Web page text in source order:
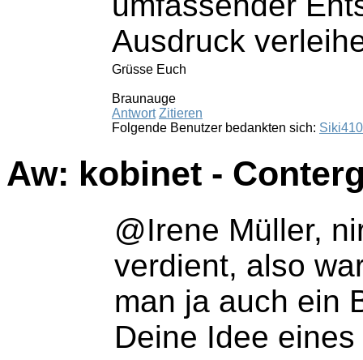
Ausdruck
Grüsse Euch
Braunauge
Antwort Zitieren
Folgende Benutzer bedankten sich: Siki410
Aw: kobinet -
@Irene Müller,
verdient, also
man ja auch ein
Deine Idee